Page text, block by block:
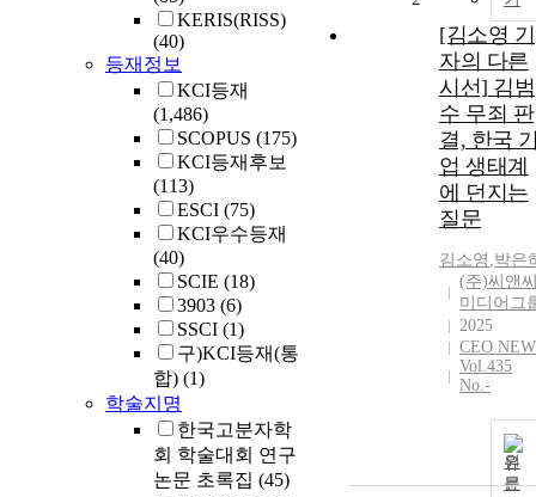
KERIS(RISS)
(40)
등재정보
KCI등재
(1,486)
SCOPUS (175)
KCI등재후보
(113)
ESCI (75)
KCI우수등재
(40)
SCIE (18)
3903 (6)
SSCI (1)
구)KCI등재(통
합) (1)
학술지명
한국고분자학
회 학술대회 연구
논문 초록집 (45)
[김소영 기
자의 다른
시선] 김범
수 무죄 판
결, 한국
업 생태계
에 던지는
질문
김소영 ,박은
(주)씨앤
미디어그
2025
CEO
Vol.435
No.-
원
문